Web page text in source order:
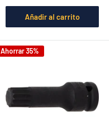
Añadir al carrito
Ahorrar 35%